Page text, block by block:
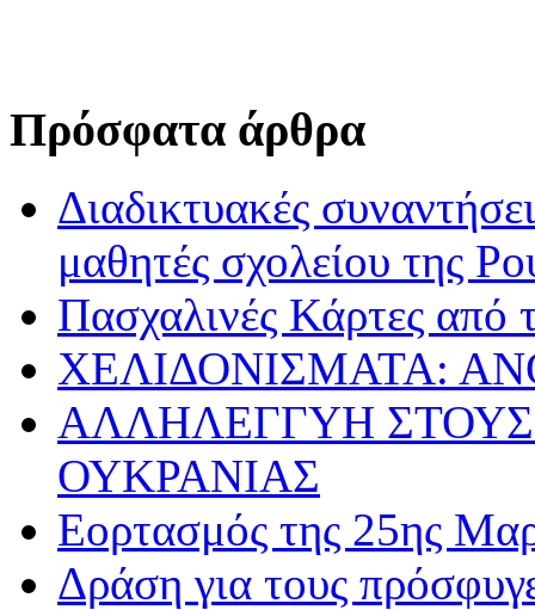
Πρόσφατα άρθρα
Διαδικτυακές
μαθητές σχολείου της
Πασχαλινές Κάρτες από
ΧΕΛΙΔΟΝΙΣΜΑΤΑ:
ΑΛΛΗΛΕΓΓΥΗ
ΟΥΚΡΑΝΙΑΣ
Εορτασμός της 25ης
Δράση για τους